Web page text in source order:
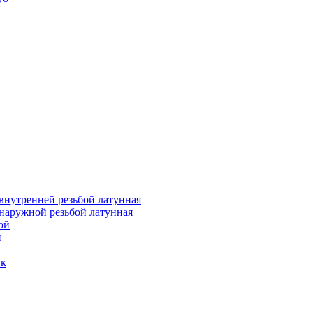
резьбой латунная
резьбой латунная